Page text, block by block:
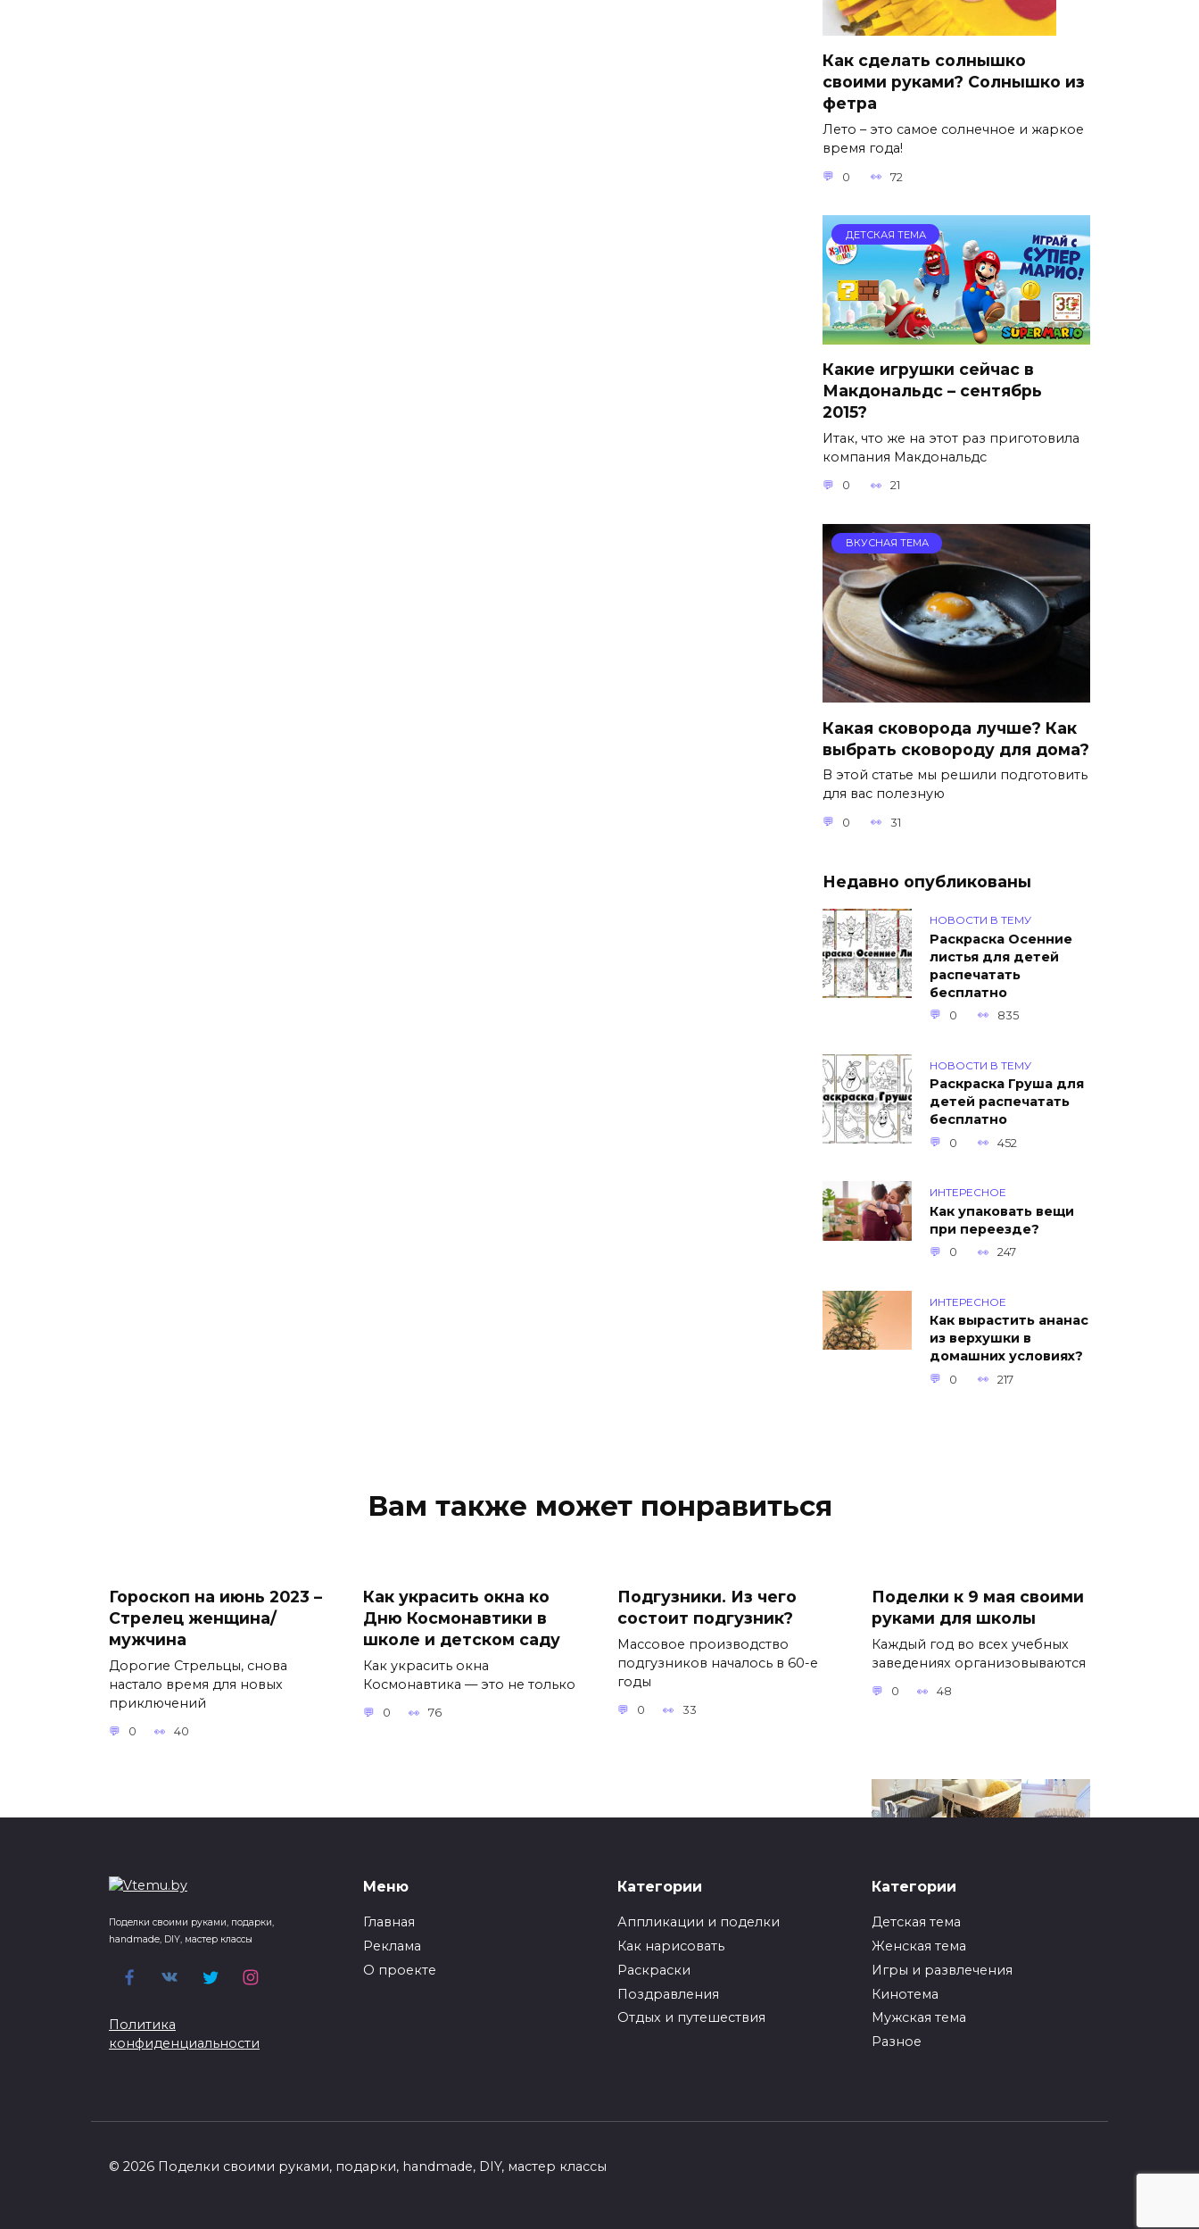
Как сделать солнышко
своими руками? Солнышко из
фетра
Лето – это самое солнечное и жаркое
время года!
0 72
ДЕТСКАЯ ТЕМА
Какие игрушки сейчас в
Макдональдс – сентябрь
2015?
Итак, что же на этот раз приготовила
компания Макдональдс
0 21
ВКУСНАЯ ТЕМА
Какая сковорода лучше? Как
выбрать сковороду для дома?
В этой статье мы решили подготовить
для вас полезную
0 31
Недавно опубликованы
НОВОСТИ В ТЕМУ
Раскраска Осенние
листья для детей
распечатать
бесплатно
0 835
НОВОСТИ В ТЕМУ
Раскраска Груша для
детей распечатать
бесплатно
0 452
ИНТЕРЕСНОЕ
Как упаковать вещи
при переезде?
0 247
ИНТЕРЕСНОЕ
Как вырастить ананас
из верхушки в
домашних условиях?
0 217
Вам также может понравиться
Гороскоп на июнь 2023 –
Стрелец женщина/
мужчина
Дорогие Стрельцы, снова
настало время для новых
приключений
0 40
Как украсить окна ко
Дню Космонавтики в
школе и детском саду
Как украсить окна
Космонавтика — это не только
0 76
Подгузники. Из чего
состоит подгузник?
Массовое производство
подгузников началось в 60-е
годы
0 33
Поделки к 9 мая своими
руками для школы
Каждый год во всех учебных
заведениях организовываются
0 48
Самые пугающие и зловещие
0 178
жизнь лез банков и
9 мая – это великая дата для
нашего народа, это дата
1 44
Коробки для хранения
своими руками (мастер
классы)
Для того, чтобы в доме или
квартире всегда все было
0
Поделки своими руками, подарки,
handmade, DIY, мастер классы
Политика
конфиденциальности
Меню
Главная
Реклама
О проекте
Категории
Аппликации и поделки
Как нарисовать
Раскраски
Поздравления
Отдых и путешествия
Категории
Детская тема
Женская тема
Игры и развлечения
Кинотема
Мужская тема
Разное
© 2026 Поделки своими руками, подарки, handmade, DIY, мастер классы